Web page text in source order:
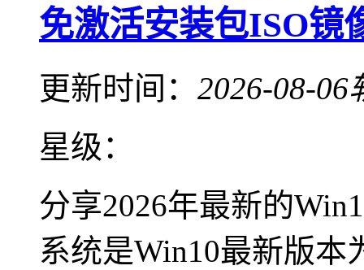
免激活安装包ISO镜
更新时间： 2026-08-06
星级：
分享2026年最新的
系统是Win10最新版